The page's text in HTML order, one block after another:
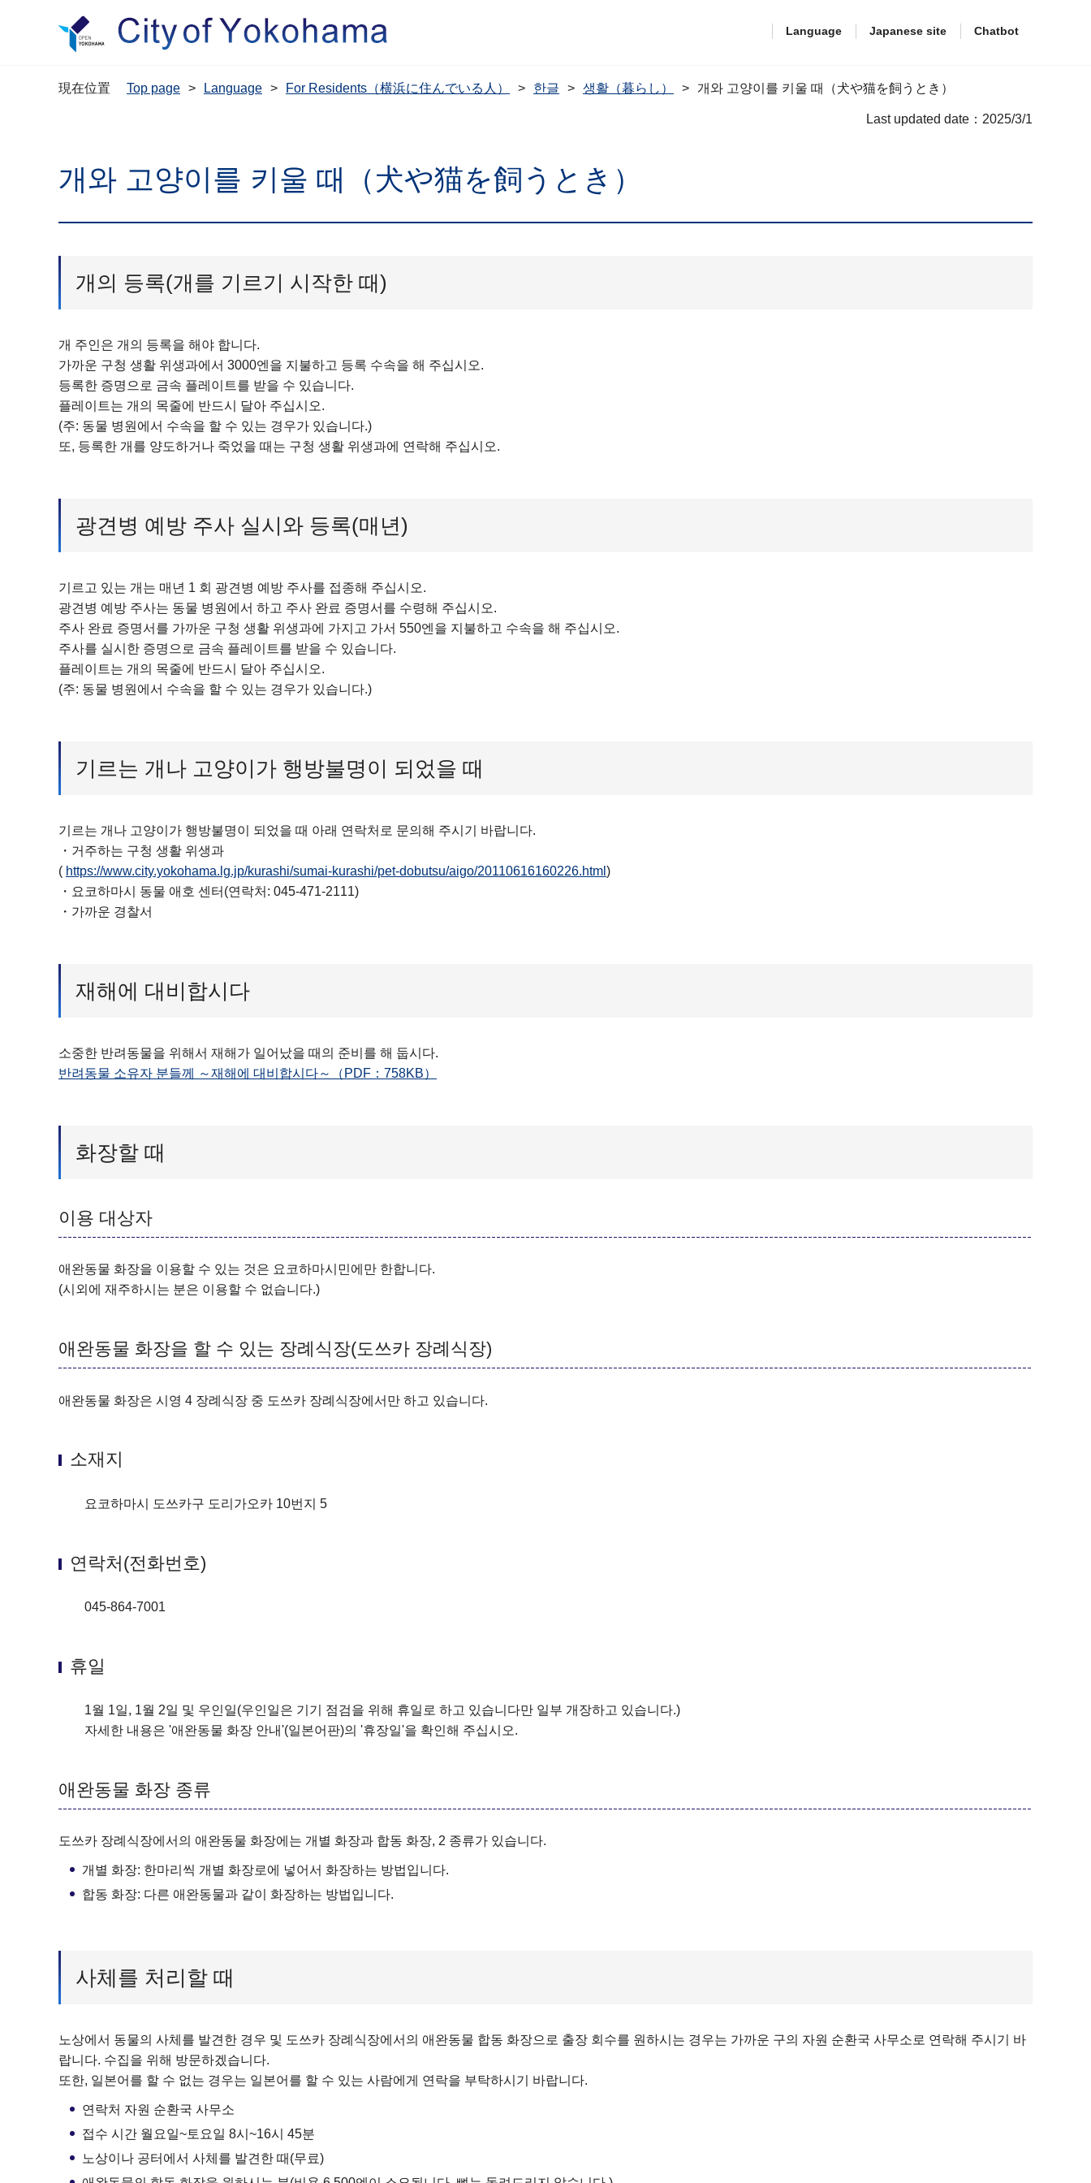
Language Japanese site Chatbot
現在位置 Top page Language For Residents（横浜に住んでいる人） 한글 생활（暮らし） 개와 고양이를 키울 때（犬や猫を飼うとき）
Last updated date：2025/3/1
개와 고양이를 키울 때（犬や猫を飼うとき）
개의 등록(개를 기르기 시작한 때)
개 주인은 개의 등록을 해야 합니다.
가까운 구청 생활 위생과에서 3000엔을 지불하고 등록 수속을 해 주십시오.
등록한 증명으로 금속 플레이트를 받을 수 있습니다.
플레이트는 개의 목줄에 반드시 달아 주십시오.
(주: 동물 병원에서 수속을 할 수 있는 경우가 있습니다.)
또, 등록한 개를 양도하거나 죽었을 때는 구청 생활 위생과에 연락해 주십시오.
광견병 예방 주사 실시와 등록(매년)
기르고 있는 개는 매년 1 회 광견병 예방 주사를 접종해 주십시오.
광견병 예방 주사는 동물 병원에서 하고 주사 완료 증명서를 수령해 주십시오.
주사 완료 증명서를 가까운 구청 생활 위생과에 가지고 가서 550엔을 지불하고 수속을 해 주십시오.
주사를 실시한 증명으로 금속 플레이트를 받을 수 있습니다.
플레이트는 개의 목줄에 반드시 달아 주십시오.
(주: 동물 병원에서 수속을 할 수 있는 경우가 있습니다.)
기르는 개나 고양이가 행방불명이 되었을 때
기르는 개나 고양이가 행방불명이 되었을 때 아래 연락처로 문의해 주시기 바랍니다.
・거주하는 구청 생활 위생과
( https://www.city.yokohama.lg.jp/kurashi/sumai-kurashi/pet-dobutsu/aigo/20110616160226.html )
・요코하마시 동물 애호 센터(연락처: 045-471-2111)
・가까운 경찰서
재해에 대비합시다
소중한 반려동물을 위해서 재해가 일어났을 때의 준비를 해 둡시다.
반려동물 소유자 분들께 ～재해에 대비합시다～（PDF：758KB）
화장할 때
이용 대상자
애완동물 화장을 이용할 수 있는 것은 요코하마시민에만 한합니다.
(시외에 재주하시는 분은 이용할 수 없습니다.)
애완동물 화장을 할 수 있는 장례식장(도쓰카 장례식장)
애완동물 화장은 시영 4 장례식장 중 도쓰카 장례식장에서만 하고 있습니다.
소재지
요코하마시 도쓰카구 도리가오카 10번지 5
연락처(전화번호)
045-864-7001
휴일
1월 1일, 1월 2일 및 우인일(우인일은 기기 점검을 위해 휴일로 하고 있습니다만 일부 개장하고 있습니다.)
자세한 내용은 '애완동물 화장 안내'(일본어판)의 '휴장일'을 확인해 주십시오.
애완동물 화장 종류
도쓰카 장례식장에서의 애완동물 화장에는 개별 화장과 합동 화장, 2 종류가 있습니다.
개별 화장: 한마리씩 개별 화장로에 넣어서 화장하는 방법입니다.
합동 화장: 다른 애완동물과 같이 화장하는 방법입니다.
사체를 처리할 때
노상에서 동물의 사체를 발견한 경우 및 도쓰카 장례식장에서의 애완동물 합동 화장으로 출장 회수를 원하시는 경우는 가까운 구의 자원 순환국 사무소로 연락해 주시기 바
랍니다. 수집을 위해 방문하겠습니다.
또한, 일본어를 할 수 없는 경우는 일본어를 할 수 있는 사람에게 연락을 부탁하시기 바랍니다.
연락처 자원 순환국 사무소
접수 시간 월요일~토요일 8시~16시 45분
노상이나 공터에서 사체를 발견한 때(무료)